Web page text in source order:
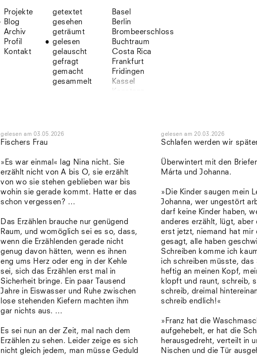
Projekte
Blog
Archiv
Profil
Kontakt
getextet
gesehen
geträumt
gelesen
gelauscht
gefragt
gemacht
gesammelt
Basel
Berlin
Brombeerschloss
Buchtraum
Costa Rica
Frankfurt
Fridingen
Kassel
Paris
Sonnenbühl
Straßburg
Stuttgart
Vellexon
Venedig
Zürich
Offenes Buch
Fischers Frau
»Es war einmal« lag Nina nicht. Sie
erzählt nicht von A bis O, sie erzählt
von wo sie stehen geblieben war bis
wohin sie gerade kommt. Hatte er das
schon vergessen? …
Das Erzählen brauche nur genügend
Raum, und womöglich sei es so, dass,
wenn die Erzählenden gerade nicht
genug davon hätten, wenn es ihnen
eng ums Herz oder eng in der Kehle
sei, sich das Erzählen erst mal in
Sicherheit bringe. Ein paar Tausend
Jahre in Eiswasser und Ruhe zwischen
lose stehenden Kiefern machten ihm
gar nichts aus. …
Es sei nun an der Zeit, mal nach dem
Erzählen zu sehen. Leider zeige es sich
nicht gleich jedem, man müsse Geduld
gelesen am03.05.2026
Schlafen werden wir
Überwintert mit den
Márta und Johanna.
»Die Kinder saugen mein
Johanna, wer ungestört
darf keine Kinder haben,
anderes erzählt, lügt, aber
erst jetzt, niemand hat mir
gesagt, alle haben
Schreiben komme ich
ich schreiben müsste, das
heftig an meinen Kopf,
klopft und raunt, schreib,
schreib, dreimal
schreib endlich!«
»Franz hat die
aufgehebelt, er hat die
herausgedreht, verteilt in
Nischen und die Tür
gelesen am20.03.2026